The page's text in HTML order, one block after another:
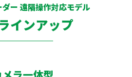
ー 遠隔操作対応モデル
インアップ